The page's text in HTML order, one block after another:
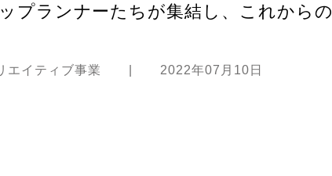
プランナーたちが集結し、これから
エイティブ事業 2022年07月10日